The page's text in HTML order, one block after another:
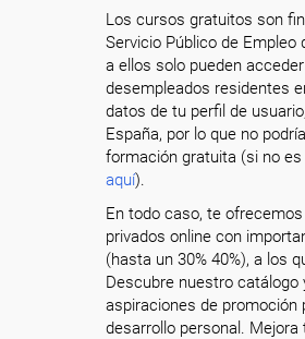
Los cursos gratuitos son
Servicio Público de Empleo
a ellos solo pueden
desempleados residentes
datos de tu perfil de
España, por lo que no
formación gratuita (si no
aquí).
En todo caso, te
privados online con
(hasta un 30% 40%), a los
Descubre nuestro catálogo
aspiraciones de promoción
desarrollo personal.